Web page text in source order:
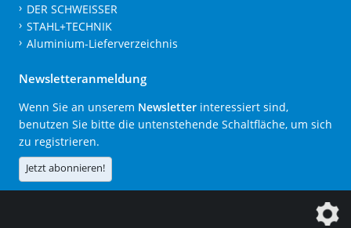
DER SCHWEISSER
STAHL+TECHNIK
Aluminium-Lieferverzeichnis
Newsletteranmeldung
Wenn Sie an unserem Newsletter interessiert sind,
benutzen Sie bitte die untenstehende Schaltfläche, um sich
zu registrieren.
Jetzt abonnieren!